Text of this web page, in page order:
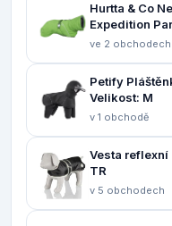
Hurtta & Co
Expedition
ve 2 obchodech
Petify
Velikost: M
v 1 obchodě
Vesta reflexní
TR
v 5 obchodech